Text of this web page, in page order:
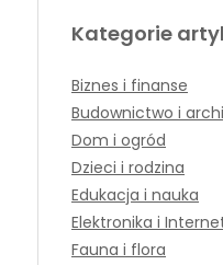
Kategorie
Biznes i finanse
Budownictwo i
Dom i ogród
Dzieci i rodzina
Edukacja i nauka
Elektronika i
Fauna i flora